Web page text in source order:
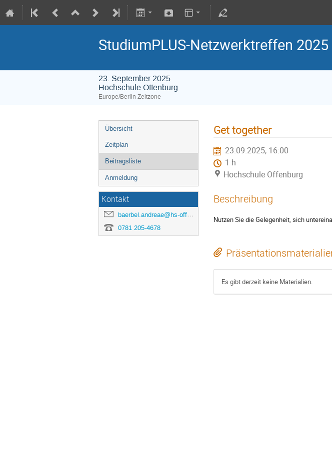
StudiumPLUS-Netzwerktreffen 2025
23. September 2025
Hochschule Offenburg
Europe/Berlin Zeitzone
Übersicht
Zeitplan
Beitragsliste
Anmeldung
Kontakt
baerbel.andreae@hs-offenburg.de
0781 205-4678
Get together
23.09.2025, 16:00
1 h
Hochschule Offenburg
Beschreibung
Nutzen Sie die Gelegenheit, sich
Es gibt derzeit keine Materialien.